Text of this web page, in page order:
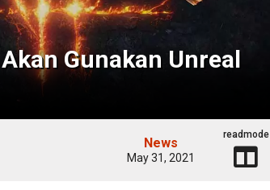
Gunakan Unreal
News
May 31, 2021
readmode